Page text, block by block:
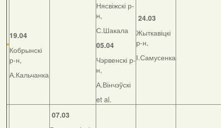
19.04
Кобрынскі
р-н,
А.Кальчанка
Нясвіжскі р-
н,
С.Шакала
05.04
Чэрвенскі р-
н,
А.Вінчэўскі
et al.
24.03
Жыткавіцкі
р-н,
І.Самусенка
07.03